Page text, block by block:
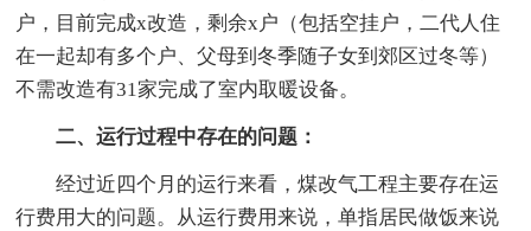
户，目前完成x改造，剩余x户（包括空挂户，二代人住
在一起却有多个户、父母到冬季随子女到郊区过冬等）
不需改造有31家完成了室内取暖设备。
二、运行过程中存在的问题：
经过近四个月的运行来看，煤改气工程主要存在运
行费用大的问题。从运行费用来说，单指居民做饭来说